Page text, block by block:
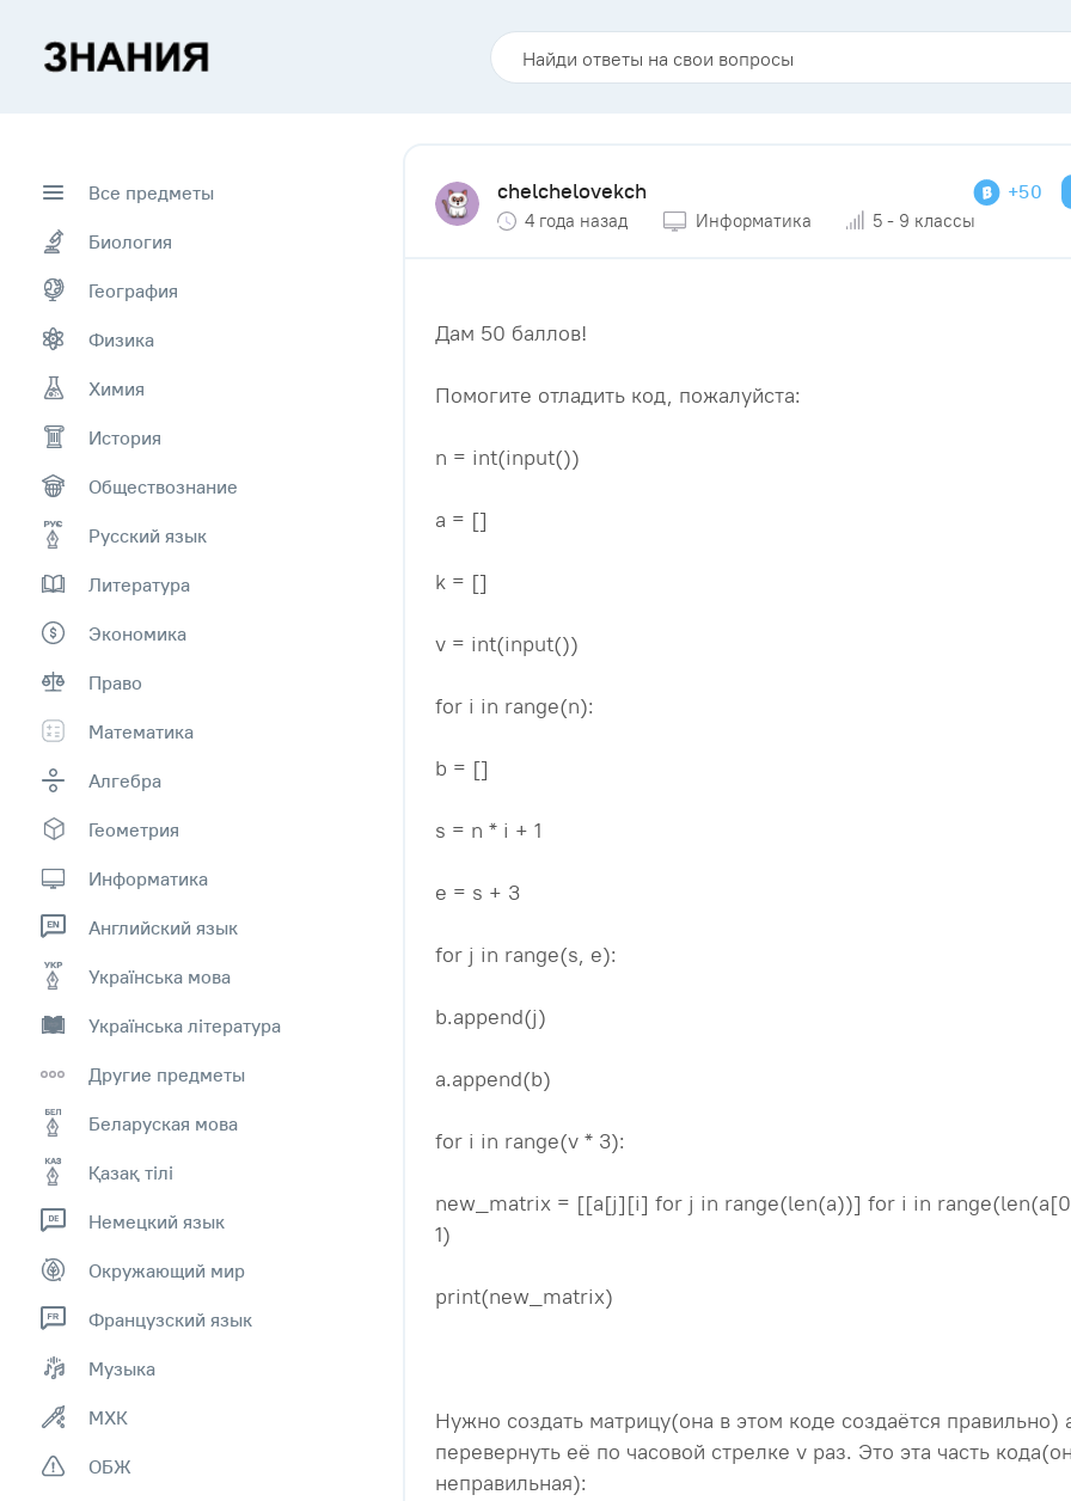
Все предметы
Биология
География
Физика
Химия
История
Обществознание
Русский язык
Литература
Экономика
Право
Математика
Алгебра
Геометрия
Информатика
Английский язык
Українська мова
Українська література
Другие предметы
Беларуская мова
Қазақ тiлi
Немецкий язык
Окружающий мир
Французский язык
Музыка
МХК
ОБЖ
chelchelovekch +50
4 года назад Информатика 5 - 9 классы
Дам 50 баллов!
Помогите отладить код, пожалуйста:
n = int(input())
a = []
k = []
v = int(input())
for i in range(n):
b = []
s = n * i + 1
e = s + 3
for j in range(s, e):
b.append(j)
a.append(b)
for i in range(v * 3):
new_matrix = [[a[j][i] for j in range(len(a))] for i in
1)
print(new_matrix)
Нужно создать матрицу(она в этом коде создаётся правильно)
перевернуть её по часовой стрелке v раз. Это эта часть
неправильная):